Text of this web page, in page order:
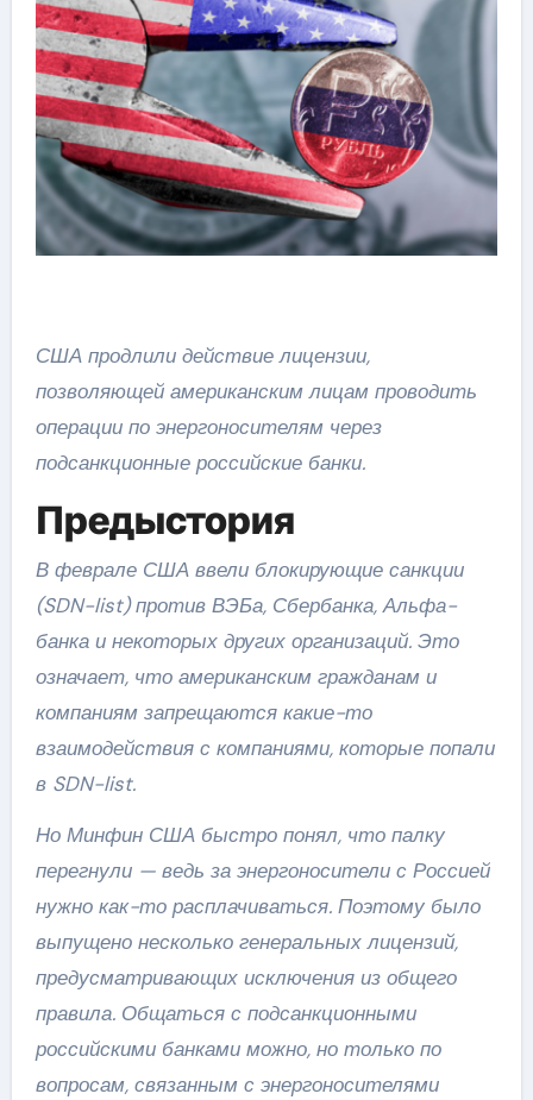
США продлили действие лицензии,
позволяющей американским лицам проводить
операции по энергоносителям через
подсанкционные российские банки.
Предыстория
В феврале США ввели блокирующие санкции
(SDN-list) против ВЭБа, Сбербанка, Альфа-
банка и некоторых других организаций. Это
означает, что американским гражданам и
компаниям запрещаются какие-то
взаимодействия с компаниями, которые попали
в SDN-list.
Но Минфин США быстро понял, что палку
перегнули — ведь за энергоносители с Россией
нужно как-то расплачиваться. Поэтому было
выпущено несколько генеральных лицензий,
предусматривающих исключения из общего
правила. Общаться с подсанкционными
российскими банками можно, но только по
вопросам, связанным с энергоносителями